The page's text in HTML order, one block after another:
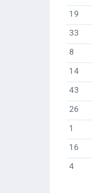
19
33
8
14
43
26
1
16
4